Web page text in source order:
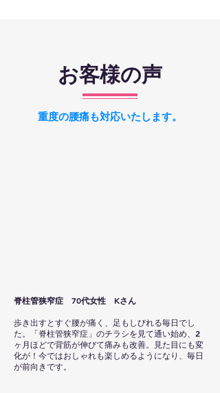
お客様の声
​重度の腰痛も対応いたします。
脊柱管狭窄症 70代女性 Kさん
歩き出すとすぐ腰が痛く、足もしびれる毎日でし
た。「脊柱管狭窄症」のチラシを見て通い始め、2
ヶ月ほどで背筋が伸びて痛みも改善。見た目にも変
化が！今ではおしゃれも楽しめるようになり、毎日
が前向きです。